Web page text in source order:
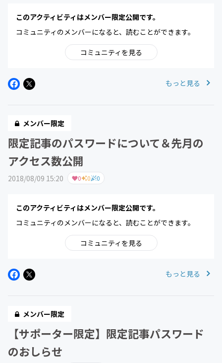
このアクティビティはメンバー限定公開です。
コミュニティのメンバーになると、読むことができます。
コミュニティを見る
もっと見る
メンバー限定
限定記事のパスワードについて＆先月の
アクセス数公開
2018/08/09 15:20 0 0 0
このアクティビティはメンバー限定公開です。
コミュニティのメンバーになると、読むことができます。
コミュニティを見る
もっと見る
メンバー限定
【サポーター限定】限定記事パスワード
のおしらせ